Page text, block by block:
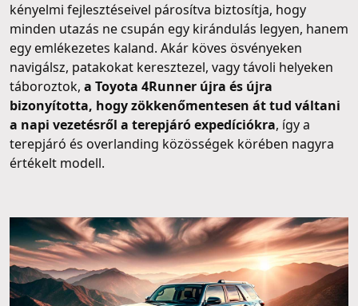
kényelmi fejlesztéseivel párosítva biztosítja, hogy
minden utazás ne csupán egy kirándulás legyen, hanem
egy emlékezetes kaland. Akár köves ösvényeken
navigálsz, patakokat keresztezel, vagy távoli helyeken
táboroztok, a Toyota 4Runner újra és újra
bizonyította, hogy zökkenőmentesen át tud váltani
a napi vezetésről a terepjáró expedíciókra, így a
terepjáró és overlanding közösségek körében nagyra
értékelt modell.